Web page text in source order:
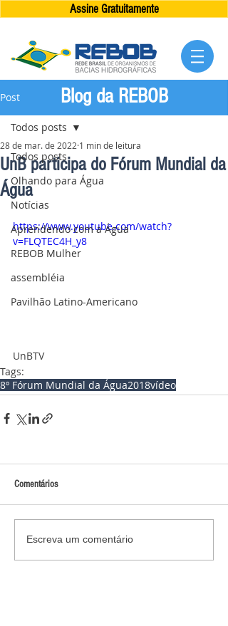
Assine Gratuitamente
Post
Todos posts
Olhando para Água
Notícias
Aprendendo com a Água
REBOB Mulher
assembléia
Pavilhão Latino-Americano
Todos posts
UnB participa do Fórum Mundial da
Água
28 de mar. de 2022 1 min de leitura
https://www.youtube.com/watch?
v=FLQTEC4H_y8
UnBTV
Tags:
8º Fórum Mundial da Água2018vídeo
Comentários
Escreva um comentário
Blog da REBOB